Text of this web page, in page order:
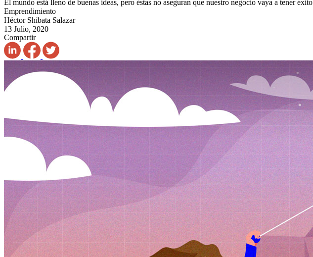
El mundo está lleno de buenas ideas, pero éstas no aseguran que nuestro negocio vaya a tener éxito
Emprendimiento
Héctor Shibata Salazar
13 Julio, 2020
Compartir